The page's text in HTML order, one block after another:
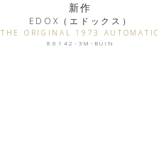
新作
EDOX（エドックス）
THE ORIGINAL 1973 AUTOMATIC
80142-3M-BUIN